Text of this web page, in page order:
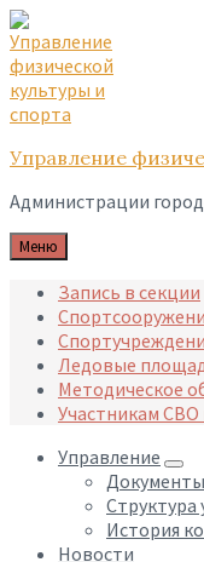
Skip
to
content
Skip
to
main
navigation
Skip
to
footer
Управление
Администрации
Меню
Запись в секции
Ледовые
Методическое
Участникам СВО
Управление
Документы
Структура
История
Новости